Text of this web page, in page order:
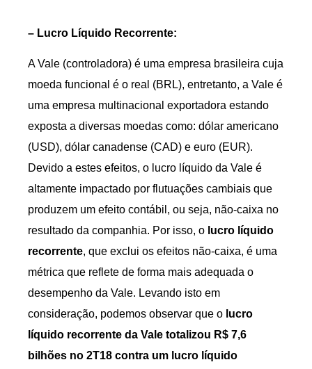
– Lucro Líquido Recorrente:
A Vale (controladora) é uma empresa brasileira cuja
moeda funcional é o real (BRL), entretanto, a Vale é
uma empresa multinacional exportadora estando
exposta a diversas moedas como: dólar americano
(USD), dólar canadense (CAD) e euro (EUR).
Devido a estes efeitos, o lucro líquido da Vale é
altamente impactado por flutuações cambiais que
produzem um efeito contábil, ou seja, não-caixa no
resultado da companhia. Por isso, o lucro líquido
recorrente, que exclui os efeitos não-caixa, é uma
métrica que reflete de forma mais adequada o
desempenho da Vale. Levando isto em
consideração, podemos observar que o lucro
líquido recorrente da Vale totalizou R$ 7,6
bilhões no 2T18 contra um lucro líquido